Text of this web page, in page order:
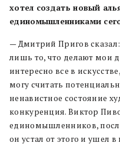
хотел создать новый
единомышленниками
— Дмитрий Пригов
лишь то, что делают мои
интересно все в
могу считать
ненавистное состояние
конкуренция. Виктор
единомышленников,
он устал от этого и ушел